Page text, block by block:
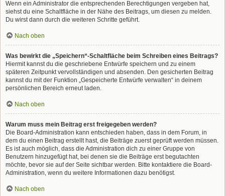
Wenn ein Administrator die entsprechenden Berechtigungen vergeben hat,
siehst du eine Schaltfläche in der Nähe des Beitrags, um diesen zu melden.
Du wirst dann durch die weiteren Schritte geführt.
Nach oben
Was bewirkt die „Speichern“-Schaltfläche beim Schreiben eines Beitrags?
Hiermit kannst du die geschriebene Entwürfe speichern und zu einem
späteren Zeitpunkt vervollständigen und absenden. Den gesicherten Beitrag
kannst du mit der Funktion „Gespeicherte Entwürfe verwalten“ in deinem
persönlichen Bereich erneut laden.
Nach oben
Warum muss mein Beitrag erst freigegeben werden?
Die Board-Administration kann entschieden haben, dass in dem Forum, in
dem du einen Beitrag erstellt hast, die Beiträge zuerst geprüft werden müssen.
Es ist auch möglich, dass die Administration dich zu einer Gruppe von
Benutzern hinzugefügt hat, bei denen sie die Beiträge erst begutachten
möchte, bevor sie auf der Seite sichtbar werden. Bitte kontaktiere die Board-
Administration, wenn du weitere Informationen dazu benötigst.
Nach oben